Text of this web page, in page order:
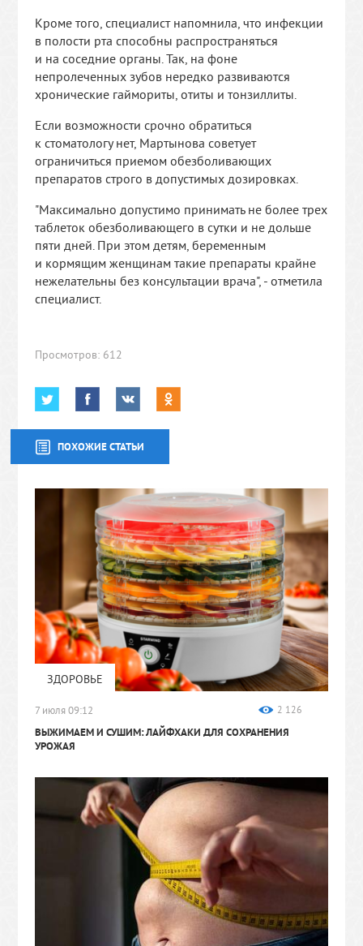
Кроме того, специалист напомнила, что инфекции
в полости рта способны распространяться
и на соседние органы. Так, на фоне
непролеченных зубов нередко развиваются
хронические гаймориты, отиты и тонзиллиты.
Если возможности срочно обратиться
к стоматологу нет, Мартынова советует
ограничиться приемом обезболивающих
препаратов строго в допустимых дозировках.
"Максимально допустимо принимать не более трех
таблеток обезболивающего в сутки и не дольше
пяти дней. При этом детям, беременным
и кормящим женщинам такие препараты крайне
нежелательны без консультации врача", - отметила
специалист.
Просмотров: 612
ПОХОЖИЕ СТАТЬИ
ЗДОРОВЬЕ
7 июля 09:12 2 126
ВЫЖИМАЕМ И СУШИМ: ЛАЙФХАКИ ДЛЯ СОХРАНЕНИЯ
УРОЖАЯ